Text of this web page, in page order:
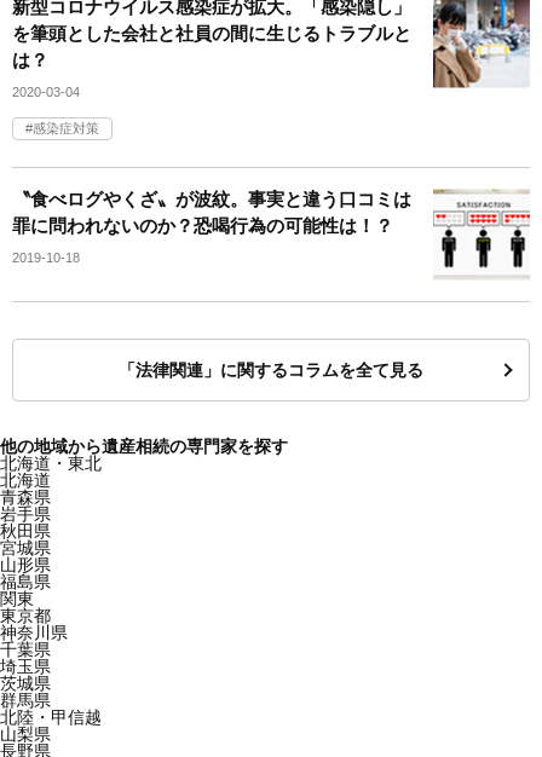
新型コロナウイルス感染症が拡大。「感染隠し」
を筆頭とした会社と社員の間に生じるトラブルと
は？
2020-03-04
感染症対策
〝食べログやくざ〟が波紋。事実と違う口コミは
罪に問われないのか？恐喝行為の可能性は！？
2019-10-18
「法律関連」に関するコラムを全て見る
他の地域から遺産相続の専門家を探す
北海道・東北
北海道
青森県
岩手県
秋田県
宮城県
山形県
福島県
関東
東京都
神奈川県
千葉県
埼玉県
茨城県
群馬県
北陸・甲信越
山梨県
長野県